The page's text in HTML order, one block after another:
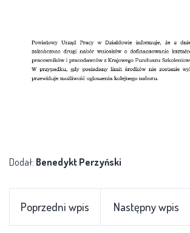
Dodał: Benedykt Perzyński
Poprzedni wpis Następny wpis